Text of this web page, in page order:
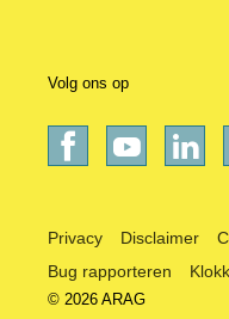
Volg ons op
Privacy Disclaimer
Bug rapporteren
© 2026 ARAG